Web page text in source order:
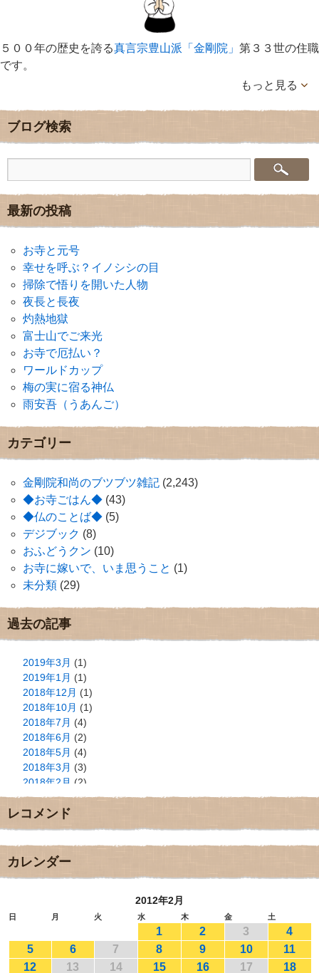
５００年の歴史を誇る真言宗豊山派「金剛院」 第３３世の住職
です。
もっと見る
ブログ検索
最新の投稿
お寺と元号
幸せを呼ぶ？イノシシの目
掃除で悟りを開いた人物
夜長と長夜
灼熱地獄
富士山でご来光
お寺で厄払い？
ワールドカップ
梅の実に宿る神仏
雨安吾（うあんご）
カテゴリー
金剛院和尚のブツブツ雑記 (2,243)
◆お寺ごはん◆ (43)
◆仏のことば◆ (5)
デジブック (8)
おふどうクン (10)
お寺に嫁いで、いま思うこと (1)
未分類 (29)
過去の記事
2019年3月 (1)
2019年1月 (1)
2018年12月 (1)
2018年10月 (1)
2018年7月 (4)
2018年6月 (2)
2018年5月 (4)
2018年3月 (3)
2018年2月 (2)
2018年1月(2)
2017年12月
2017年11月(3)
2017年9月
2017年8月
2017年5月
2017年3月(1)
2017年2月(1)
レコメンド
カレンダー
2012年2月
日 月 火 水 木 金 土
1 2 3
4
5
6 7 8 9 10
11
12
13 14 15 16 17 18